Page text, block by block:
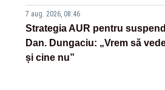
7 aug. 2026, 08:46
Strategia AUR pentru
Dan. Dungaciu: „Vrem să
și cine nu”